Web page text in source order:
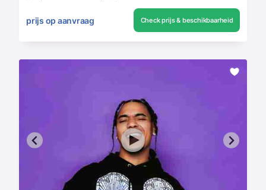
prijs op aanvraag Check prijs & beschikbaarheid